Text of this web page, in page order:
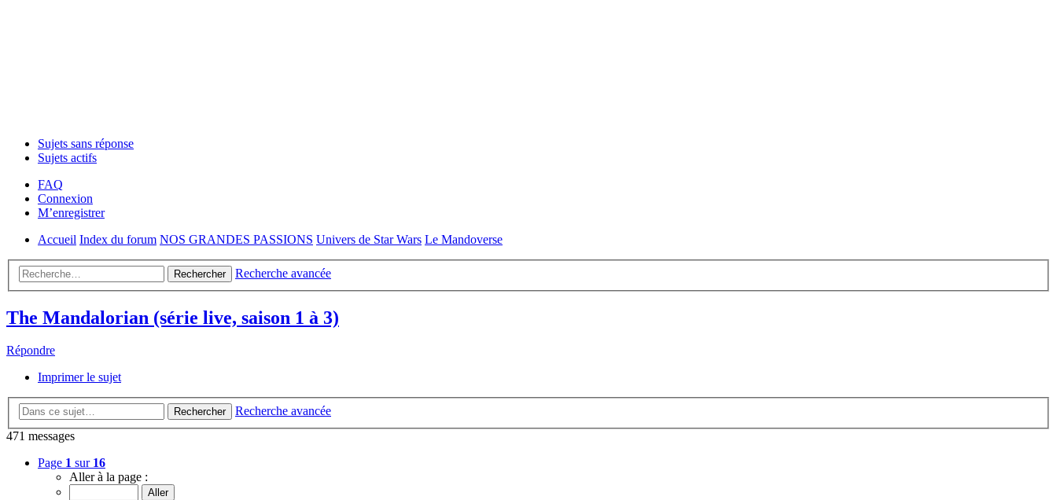
Sujets sans réponse
Sujets actifs
FAQ
Connexion
M’enregistrer
Accueil Index du forum NOS GRANDES PASSIONS Univers de Star Wars Le Mandoverse
Rechercher Recherche avancée
The Mandalorian (série live, saison 1 à 3)
Répondre
Imprimer le sujet
Rechercher
Recherche avancée
471 messages
Page 1 sur 16
Aller à la page :